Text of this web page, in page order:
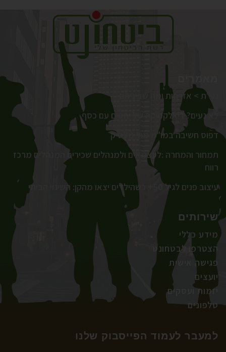
נע"ת > אזרחות ומה שביניהם
לא נעים? דיאלקטיקה של יחסים עם כסף
דפוס חשיבה במו"מ מול מעסיק
תמחור והמחרה :לעצמאים ולמנהלים שכירים המנהלים מרכז
רווח
עיצוב פנים לגיל 50+ כשהילדים יצאו מהקן: השינוי הביתי
שירותים
מידע כללי
הצטרפו לבטחונט
פגישה אישית
יועצים
יזמות ועסקים
טלפונים
למעבר לעמוד הפייסבוק שלנו